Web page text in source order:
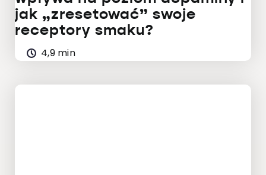
jak „zresetować” swoje
receptory smaku?
4,9 min